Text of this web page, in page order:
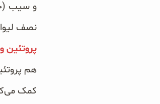
نصف لیوان) و
پروتئین
هم
کمک